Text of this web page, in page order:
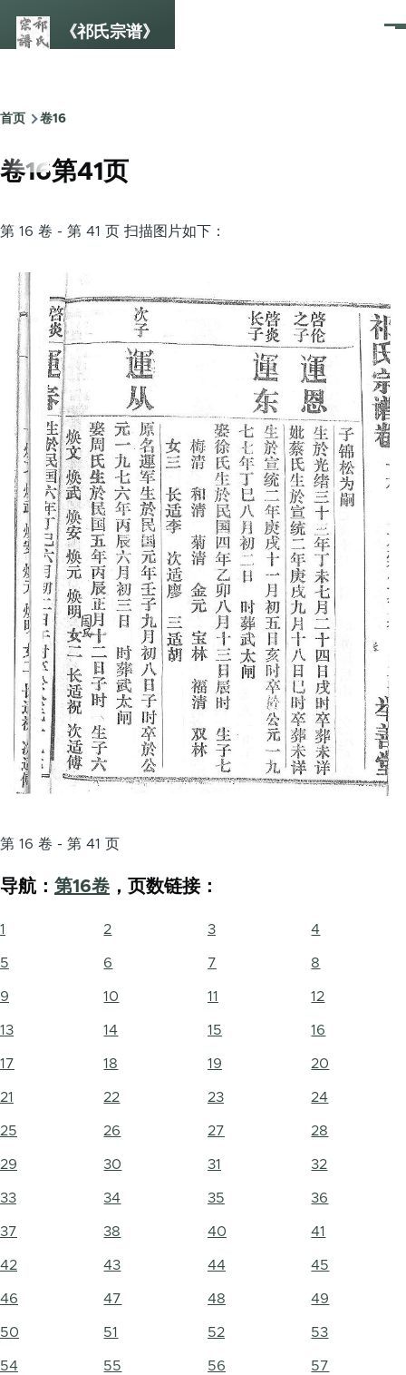
《祁氏宗谱》
菜
面
包
屑
首页 卷16
卷16第41页
第 16 卷 - 第 41 页 扫描图片如下：
第 16 卷 - 第 41 页
导航： 第16卷 ，页数链接：
1 2 3 4
5 6 7 8
9 10 11 12
13 14 15 16
17 18 19 20
21 22 23 24
25 26 27 28
29 30 31 32
33 34 35 36
37 38 40 41
42 43 44 45
46 47 48 49
50 51 52 53
54 55 56 57